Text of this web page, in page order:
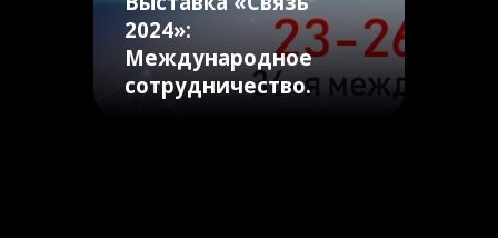
2024»:
Международное
сотрудничество.